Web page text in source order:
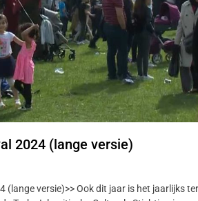
2024 (lange versie)
(lange versie)>> Ook dit jaar is het jaarlijks